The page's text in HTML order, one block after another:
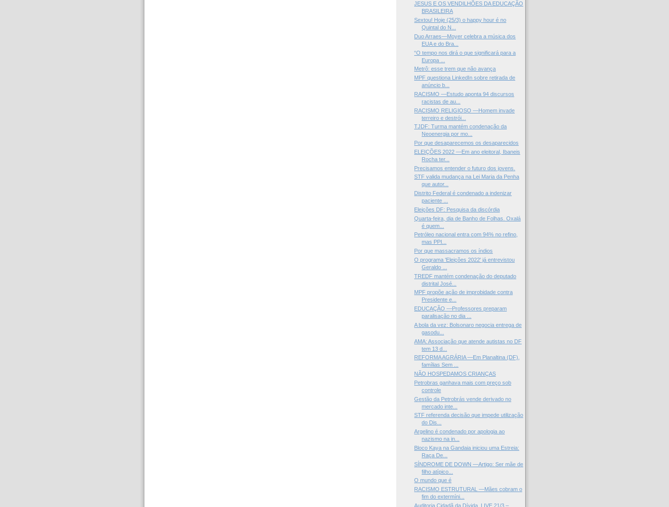
JESUS E OS VENDILHÕES DA EDUCAÇÃO
BRASILEIRA
Sextou! Hoje (25/3) o happy hour é no
Quintal do N...
Duo Arraes—Moyer celebra a música dos
EUA e do Bra...
“O tempo nos dirá o que significará para a
Europa ...
Metrô: esse trem que não avança
MPF questiona LinkedIn sobre retirada de
anúncio b...
RACISMO —Estudo aponta 94 discursos
racistas de au...
RACISMO RELIGIOSO —Homem invade
terreiro e destrói...
TJDF: Turma mantém condenação da
Neoenergia por mo...
Por que desaparecemos os desaparecidos
ELEIÇÕES 2022 —Em ano eleitoral, Ibaneis
Rocha ter...
Precisamos entender o futuro dos jovens.
STF valida mudança na Lei Maria da Penha
que autor...
Distrito Federal é condenado a indenizar
paciente ...
Eleições DF: Pesquisa da discórdia
Quarta-feira, dia de Banho de Folhas. Oxalá
é quem...
Petróleo nacional entra com 94% no refino,
mas PPI...
Por que massacramos os índios
O programa 'Eleições 2022' já entrevistou
Geraldo ...
TREDF mantém condenação do deputado
distrital José...
MPF propõe ação de improbidade contra
Presidente e...
EDUCAÇÃO —Professores preparam
paralisação no dia ...
A bola da vez: Bolsonaro negocia entrega de
gasodu...
AMA: Associação que atende autistas no DF
tem 13 d...
REFORMA AGRÁRIA —Em Planaltina (DF),
famílias Sem ...
NÃO HOSPEDAMOS CRIANÇAS
Petrobras ganhava mais com preço sob
controle
Gestão da Petrobrás vende derivado no
mercado inte...
STF referenda decisão que impede utilização
do Dis...
Argelino é condenado por apologia ao
nazismo na in...
Bloco Kaya na Gandaia iniciou uma Estreia:
Raça De...
SÍNDROME DE DOWN —Artigo: Ser mãe de
filho atípico...
O mundo que é
RACISMO ESTRUTURAL —Mães cobram o
fim do extermíni...
Auditoria Cidadã da Dívida. LIVE 21/3 –